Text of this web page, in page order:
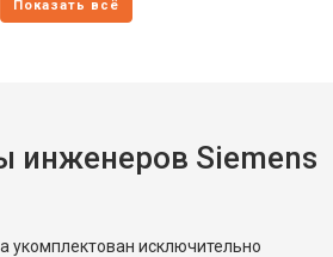
инженеров Siemens
укомплектован исключительно